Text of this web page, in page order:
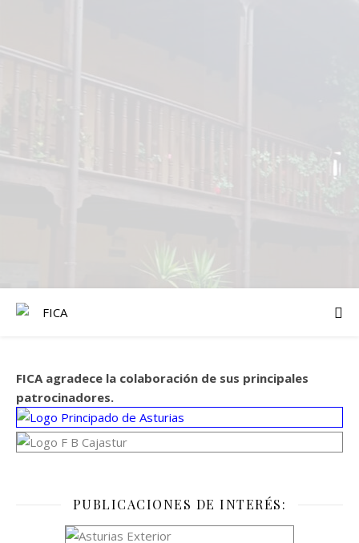
FICA agradece la colaboración de sus principales
patrocinadores.
PUBLICACIONES DE INTERÉS: